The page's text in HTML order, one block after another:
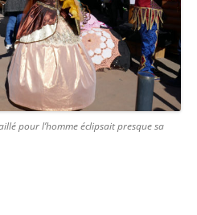
pour l’homme éclipsait presque sa